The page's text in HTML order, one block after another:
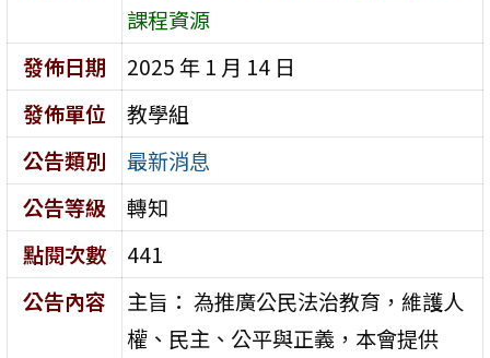
課程資源
發佈日期
2025 年 1 月 14 日
發佈單位
教學組
公告類別
最新消息
公告等級
轉知
點閱次數
441
公告內容
主旨： 為推廣公民法治教育，維護人
權、民主、公平與正義，本會提供